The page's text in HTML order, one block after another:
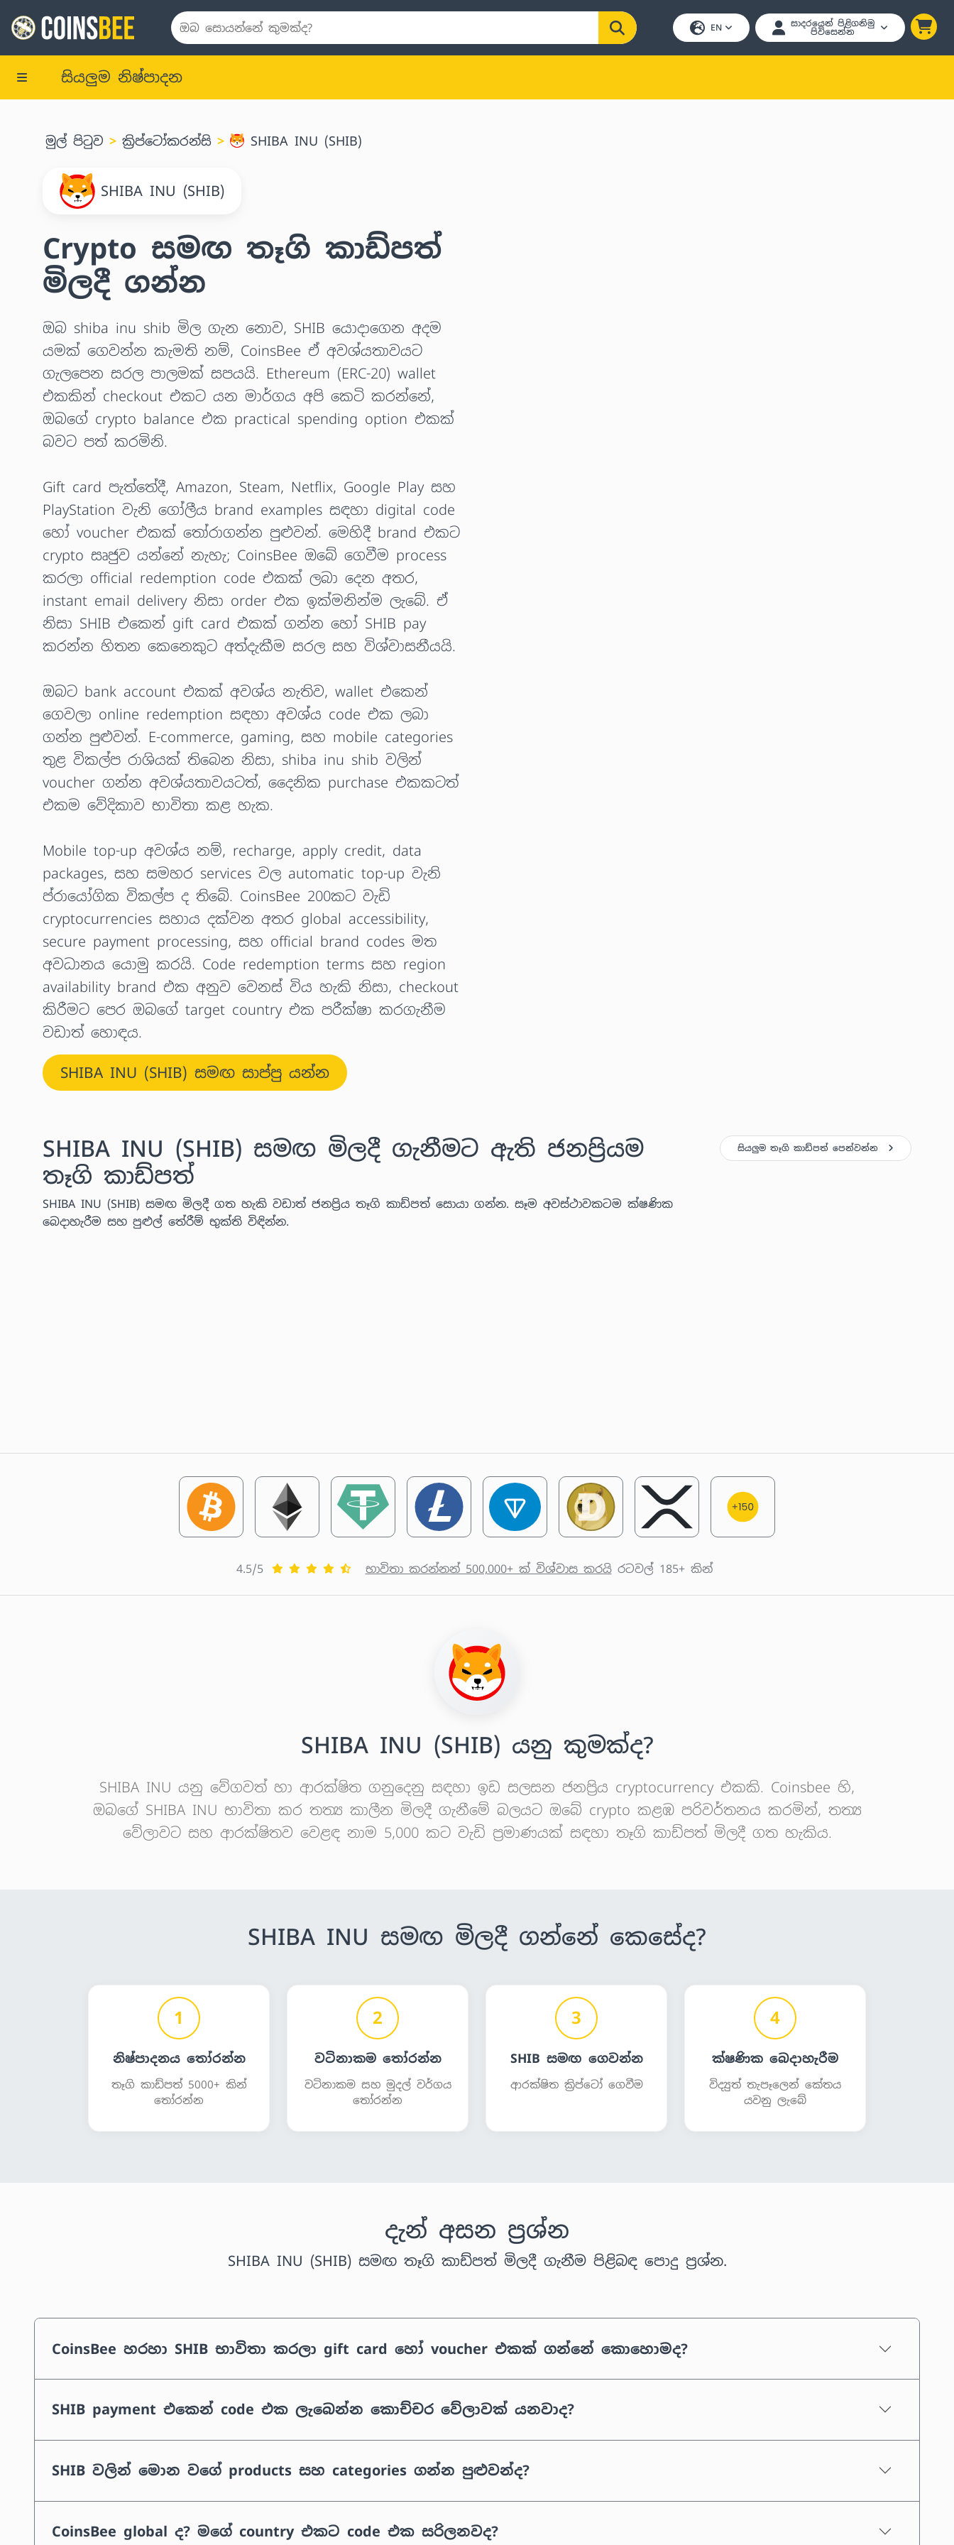
EN සාදරයෙන් පිළිගනිමු
පිවිසෙන්න
සියලුම නිෂ්පාදන
මුල් පිටුව ක්‍රිප්ටෝකරන්සි SHIBA INU (SHIB)
SHIBA INU (SHIB)
Crypto සමඟ තෑගි කාඩ්පත්
මිලදී ගන්න
ඔබ shiba inu shib මිල ගැන නොව, SHIB යොදාගෙන අදම
යමක් ගෙවන්න කැමති නම්, CoinsBee ඒ අවශ්යතාවයට
ගැලපෙන සරල පාලමක් සපයයි. Ethereum (ERC-20) wallet
එකකින් checkout එකට යන මාර්ගය අපි කෙටි කරන්නේ,
ඔබගේ crypto balance එක practical spending option එකක්
බවට පත් කරමිනි.
Gift card පැත්තේදී, Amazon, Steam, Netflix, Google Play සහ
PlayStation වැනි ගෝලීය brand examples සඳහා digital code
හෝ voucher එකක් තෝරාගන්න පුළුවන්. මෙහිදී brand එකට
crypto සෘජුව යන්නේ නැහැ; CoinsBee ඔබේ ගෙවීම process
කරලා official redemption code එකක් ලබා දෙන අතර,
instant email delivery නිසා order එක ඉක්මනින්ම ලැබේ. ඒ
නිසා SHIB එකෙන් gift card එකක් ගන්න හෝ SHIB pay
කරන්න හිතන කෙනෙකුට අත්දැකීම සරල සහ විශ්වාසනීයයි.
ඔබට bank account එකක් අවශ්ය නැතිව, wallet එකෙන්
ගෙවලා online redemption සඳහා අවශ්ය code එක ලබා
ගන්න පුළුවන්. E-commerce, gaming, සහ mobile categories
තුළ විකල්ප රාශියක් තිබෙන නිසා, shiba inu shib වලින්
voucher ගන්න අවශ්යතාවයටත්, දෛනික purchase එකකටත්
එකම වේදිකාව භාවිතා කළ හැක.
Mobile top-up අවශ්ය නම්, recharge, apply credit, data
packages, සහ සමහර services වල automatic top-up වැනි
ප්රායෝගික විකල්ප ද තිබේ. CoinsBee 200කට වැඩි
cryptocurrencies සහාය දක්වන අතර global accessibility,
secure payment processing, සහ official brand codes මත
අවධානය යොමු කරයි. Code redemption terms සහ region
availability brand එක අනුව වෙනස් විය හැකි නිසා, checkout
කිරීමට පෙර ඔබගේ target country එක පරීක්ෂා කරගැනීම
වඩාත් හොඳය.
SHIBA INU (SHIB) සමඟ සාප්පු යන්න
SHIBA INU (SHIB) සමඟ මිලදී ගැනීමට ඇති ජනප්‍රියම
තෑගි කාඩ්පත්
SHIBA INU (SHIB) සමඟ මිලදී ගත හැකි වඩාත් ජනප්‍රිය තෑගි කාඩ්පත් සොයා ගන්න. සෑම අවස්ථාවකටම ක්ෂණික
බෙදාහැරීම සහ පුළුල් තේරීම් භුක්ති විඳින්න.
සියලුම තෑගි කාඩ්පත් පෙන්වන්න
4.5/5 භාවිතා කරන්නන් 500,000+ ක් විශ්වාස කරයි රටවල් 185+ කින්
SHIBA INU (SHIB) යනු කුමක්ද?
SHIBA INU යනු වේගවත් හා ආරක්ෂිත ගනුදෙනු සඳහා ඉඩ සලසන ජනප්‍රිය cryptocurrency එකකි. Coinsbee හි,
ඔබගේ SHIBA INU භාවිතා කර තත්‍ය කාලීන මිලදී ගැනීමේ බලයට ඔබේ crypto කළඹ පරිවර්තනය කරමින්, තත්‍ය
වේලාවට සහ ආරක්ෂිතව වෙළඳ නාම 5,000 කට වැඩි ප්‍රමාණයක් සඳහා තෑගි කාඩ්පත් මිලදී ගත හැකිය.
SHIBA INU සමඟ මිලදී ගන්නේ කෙසේද?
1
නිෂ්පාදනය තෝරන්න
තෑගි කාඩ්පත් 5000+ කින්
තෝරන්න
2
වටිනාකම තෝරන්න
වටිනාකම සහ මුදල් වර්ගය
තෝරන්න
3
SHIB සමඟ ගෙවන්න
ආරක්ෂිත ක්‍රිප්ටෝ ගෙවීම
4
ක්ෂණික බෙදාහැරීම
විද්‍යුත් තැපෑලෙන් කේතය
යවනු ලැබේ
දැන් අසන ප්‍රශ්න
SHIBA INU (SHIB) සමඟ තෑගි කාඩ්පත් මිලදී ගැනීම පිළිබඳ පොදු ප්‍රශ්න.
CoinsBee හරහා SHIB භාවිතා කරලා gift card හෝ voucher එකක් ගන්නේ කොහොමද?
SHIB payment එකෙන් code එක ලැබෙන්න කොච්චර වේලාවක් යනවාද?
SHIB වලින් මොන වගේ products සහ categories ගන්න පුළුවන්ද?
CoinsBee global ද? මගේ country එකට code එක සරිලනවද?